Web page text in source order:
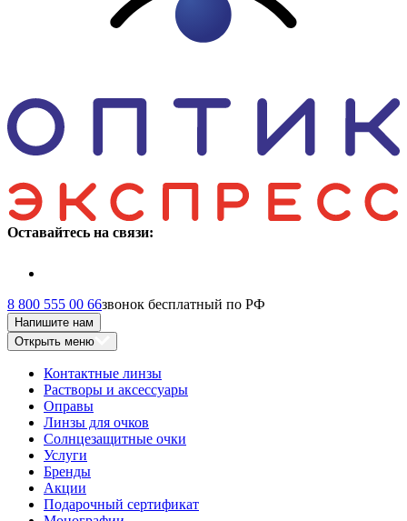
Оставайтесь на связи:
8 800 555 00 66звонок бесплатный по РФ
Напишите нам
Открыть меню
Контактные линзы
Растворы и аксессуары
Оправы
Линзы для очков
Солнцезащитные очки
Услуги
Бренды
Акции
Подарочный сертификат